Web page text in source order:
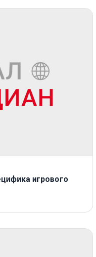
игрового